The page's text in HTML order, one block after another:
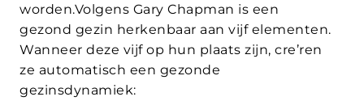
worden.Volgens Gary Chapman is een
gezond gezin herkenbaar aan vijf elementen.
Wanneer deze vijf op hun plaats zijn, cre’ren
ze automatisch een gezonde
gezinsdynamiek: